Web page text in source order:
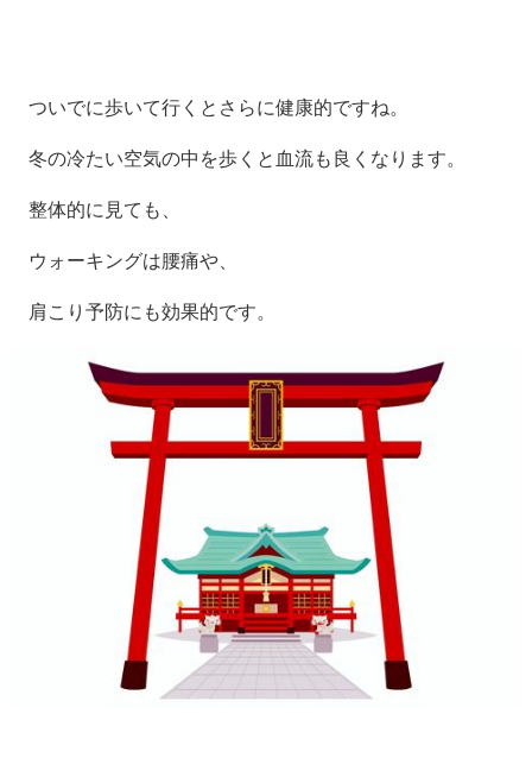
ついでに歩いて行くとさらに健康的ですね。
冬の冷たい空気の中を歩くと血流も良くなります。
整体的に見ても、
ウォーキングは腰痛や、
肩こり予防にも効果的です。